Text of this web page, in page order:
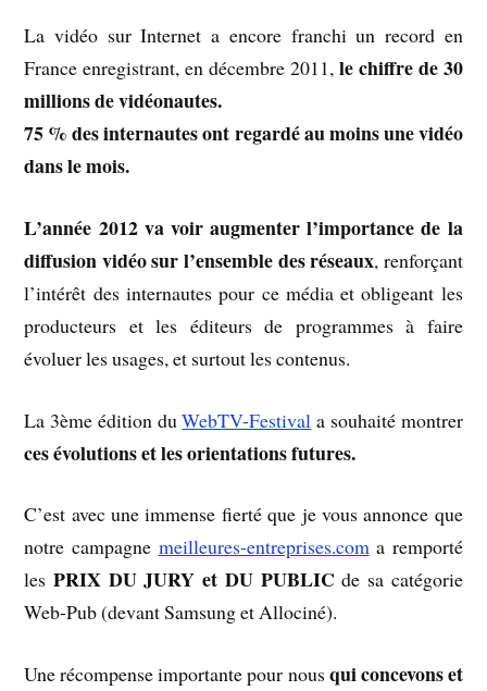
La vidéo sur Internet a encore franchi un record en
France enregistrant, en décembre 2011, le chiffre de 30
millions de vidéonautes.
75 % des internautes ont regardé au moins une vidéo
dans le mois.
L’année 2012 va voir augmenter l’importance de la
diffusion vidéo sur l’ensemble des réseaux, renforçant
l’intérêt des internautes pour ce média et obligeant les
producteurs et les éditeurs de programmes à faire
évoluer les usages, et surtout les contenus.
La 3ème édition duWebTV-Festival a souhaité montrer
ces évolutions et les orientations futures.
C’est avec une immense fierté que je vous annonce que
notre campagne meilleures-entreprises.coma remporté
lesPRIX DU JURY et DU PUBLIC de sa catégorie
Web-Pub (devant Samsung et Allociné).
Une récompense importante pour nousqui concevons et